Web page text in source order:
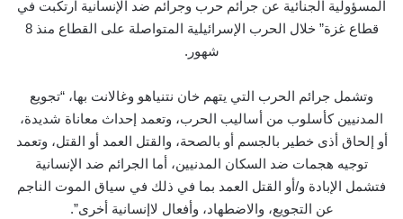
المسؤولية الجنائية عن جرائم حرب وجرائم ضد الإنسانية ارتكبت في
قطاع غزة” خلال الحرب الإسرائيلية المتواصلة على القطاع منذ 8
شهور.
وتشمل جرائم الحرب التي يتهم خان نتنياهو وغالانت بها، “تجويع
المدنيين كأسلوب من أساليب الحرب، وتعمد إحداث معاناة شديدة،
أو إلحاق أذى خطير بالجسم أو بالصحة، والقتل العمد أو القتل، وتعمد
توجيه هجمات ضد السكان المدنيين، أما الجرائم ضد الإنسانية
فتشمل الإبادة و/أو القتل العمد بما في ذلك في سياق الموت الناجم
عن التجويع، والاضطهاد، وأفعال لاإنسانية أخرى”.